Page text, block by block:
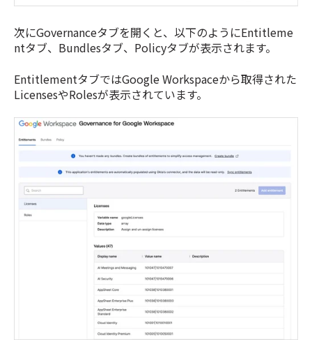
次にGovernanceタブを開くと、以下のようにEntitleme
ntタブ、Bundlesタブ、Policyタブが表示されます。
EntitlementタブではGoogle Workspaceから取得された
LicensesやRolesが表示されています。